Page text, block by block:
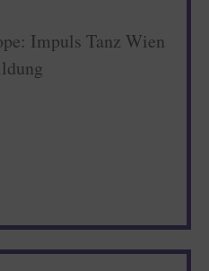
Impuls Tanz Wien